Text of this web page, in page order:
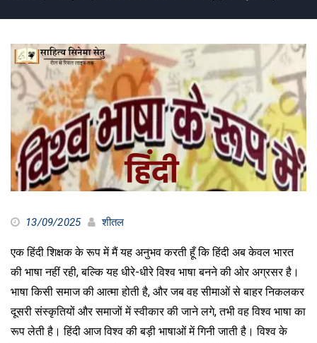
13/09/2025 शीतल
एक हिंदी शिक्षक के रूप में मैं यह अनुभव करती हूँ कि हिंदी अब केवल भारत
की भाषा नहीं रही, बल्कि यह धीरे-धीरे विश्व भाषा बनने की ओर अग्रसर है।
भाषा किसी समाज की आत्मा होती है, और जब वह सीमाओं से बाहर निकलकर
दूसरी संस्कृतियों और समाजों में स्वीकार की जाने लगे, तभी वह विश्व भाषा का
रूप लेती है। हिंदी आज विश्व की बड़ी भाषाओं में गिनी जाती है। विश्व के